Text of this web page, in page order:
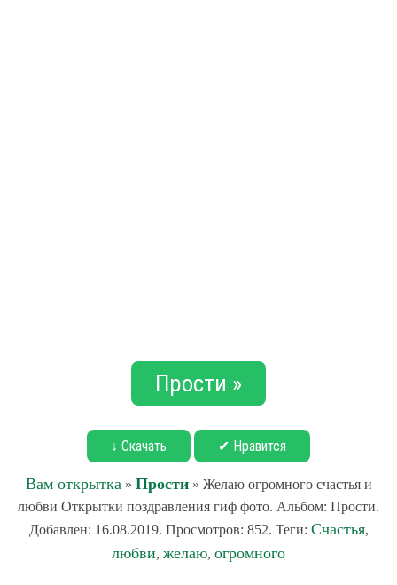
Прости »
↓ Скачать ✔ Нравится
Вам открытка » Прости» Желаю огромного счастья и
любви Открытки поздравления гиф фото. Альбом: Прости.
Добавлен: 16.08.2019. Просмотров: 852. Теги: Счастья,
любви, желаю, огромного